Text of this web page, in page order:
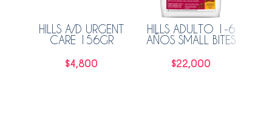
HILLS A/D URGENT
CARE 156GR
$4,800
HILLS ADULTO 1-6
AÑOS SMALL BITES
$22,000